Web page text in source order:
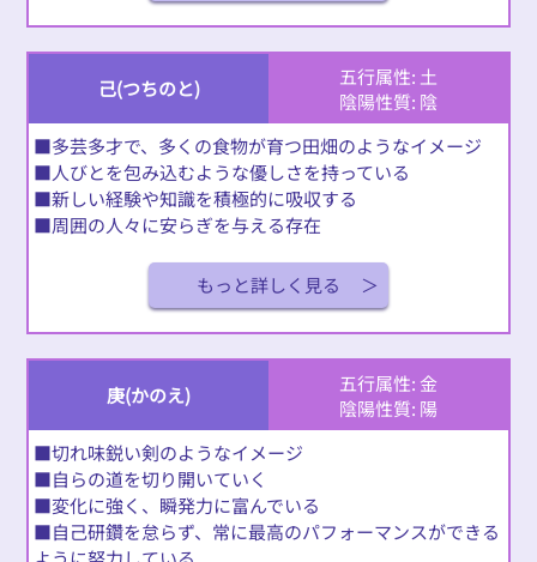
己(つちのと)
五行属性: 土
陰陽性質: 陰
■多芸多才で、多くの食物が育つ田畑のようなイメージ
■人びとを包み込むような優しさを持っている
■新しい経験や知識を積極的に吸収する
■周囲の人々に安らぎを与える存在
もっと詳しく見る
庚(かのえ)
五行属性: 金
陰陽性質: 陽
■切れ味鋭い剣のようなイメージ
■自らの道を切り開いていく
■変化に強く、瞬発力に富んでいる
■自己研鑽を怠らず、常に最高のパフォーマンスができる